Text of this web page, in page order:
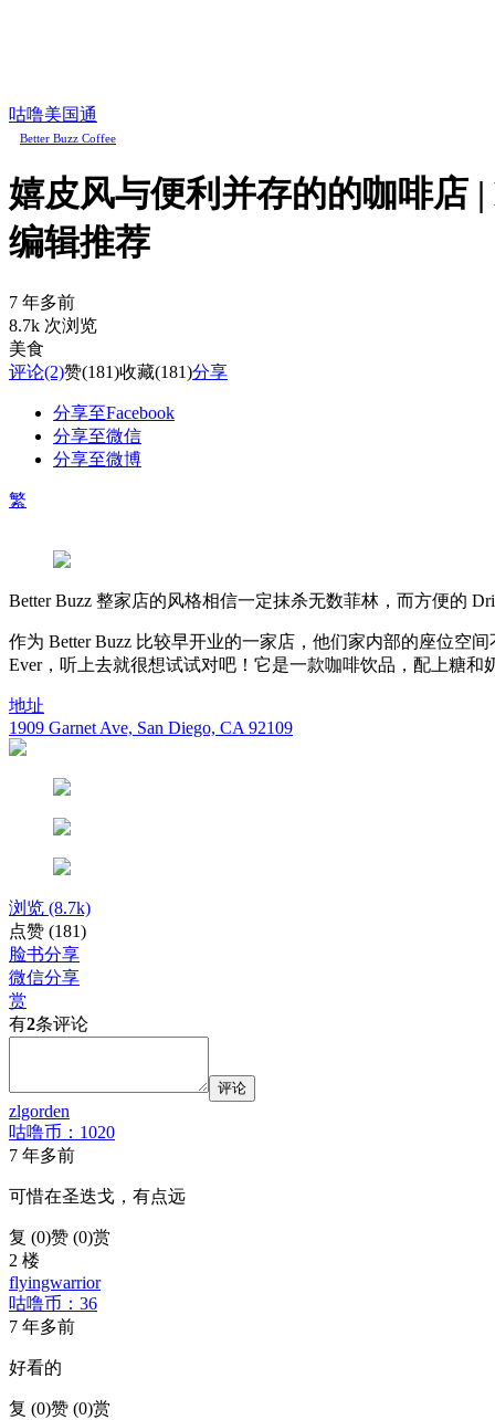
咕噜美国通
Better Buzz Coffee
嬉皮风与便利并存的的咖啡店 |
编辑推荐
7 年多前
8.7k 次浏览
美食
评论(2)赞(181)收藏(181)分享
分享至Facebook
分享至微信
分享至微博
繁
Better Buzz 整家店的风格相信一定抹杀无数菲林，而方便的
作为 Better Buzz 比较早开业的一家店，他们家内部的座位空
Ever，听上去就很想试试对吧！它是一款咖啡饮品，配上糖和
地址
1909 Garnet Ave, San Diego, CA 92109
浏览 (8.7k)
点赞 (181)
脸书分享
微信分享
赏
有2条评论
评论
zlgorden
咕噜币：1020
7 年多前
可惜在圣迭戈，有点远
复 (0)赞 (0)赏
2 楼
flyingwarrior
咕噜币：36
7 年多前
好看的
复 (0)赞 (0)赏